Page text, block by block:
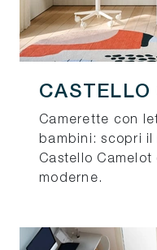
CASTELLO
Camerette con
bambini: scopri il
Castello
moderne.